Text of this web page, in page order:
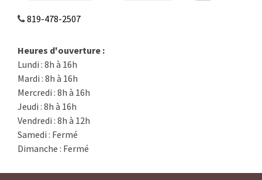
819-478-2507
Heures d'ouverture :
Lundi : 8h à 16h
Mardi : 8h à 16h
Mercredi : 8h à 16h
Jeudi : 8h à 16h
Vendredi : 8h à 12h
Samedi : Fermé
Dimanche : Fermé